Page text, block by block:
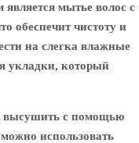
мытье волос с
обеспечит чистоту и
на слегка влажные
укладки, который
высушить с помощью
использовать